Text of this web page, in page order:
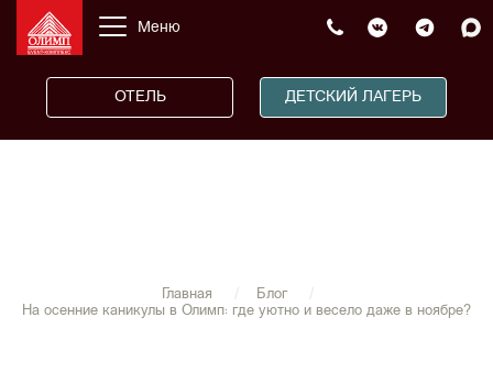
Меню
ОТЕЛЬ ДЕТСКИЙ ЛАГЕРЬ
Главная
Блог
На осенние каникулы в Олимп: где уютно и весело даже в ноябре?